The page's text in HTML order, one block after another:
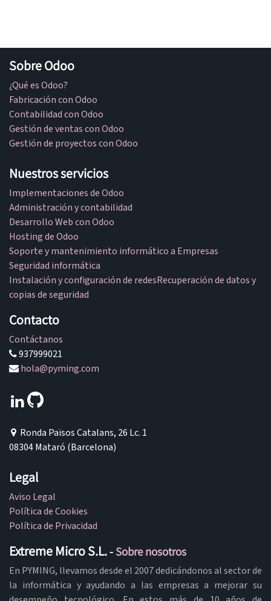
Sobre Odoo
¿Qué es Odoo?
Fabricación con Odoo
Contabilidad con Odoo
Gestión de ventas con Odoo
Gestión de proyectos con Odoo
Nuestros servicios
Implementaciones de Odoo
Administración y contabilidad
Desarrollo Web con Odoo
Hosting de Odoo
Soporte y mantenimiento informático a Empresas
Seguridad informática
Instalación y configuración de redesRecuperación de datos y
copias de seguridad
Contacto
Contáctanos
937999021
hola@pyming.com
Ronda Països Catalans, 26 Lc. 1
08304 Mataró (Barcelona)
Legal
Aviso Legal
Política de Cookies
Política de Privacidad
Extreme Micro S.L.- Sobre nosotros
En PYMING, llevamos desde el 2007 dedicándonos al sector de
la informática y ayudando a las empresas a mejorar su